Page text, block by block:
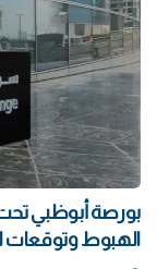
بورصة أبوظبي
الهبوط وتوقعات